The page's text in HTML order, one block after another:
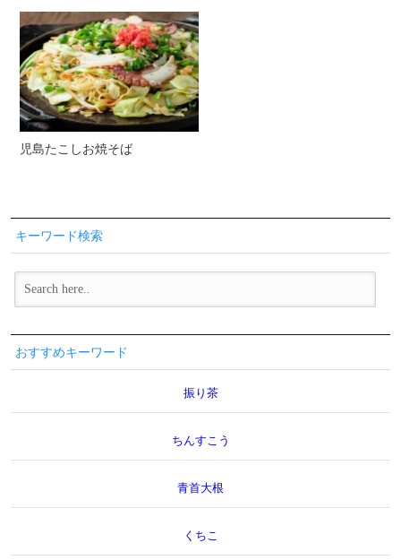
児島たこしお焼そば
キーワード検索
おすすめキーワード
振り茶
ちんすこう
青首大根
くちこ